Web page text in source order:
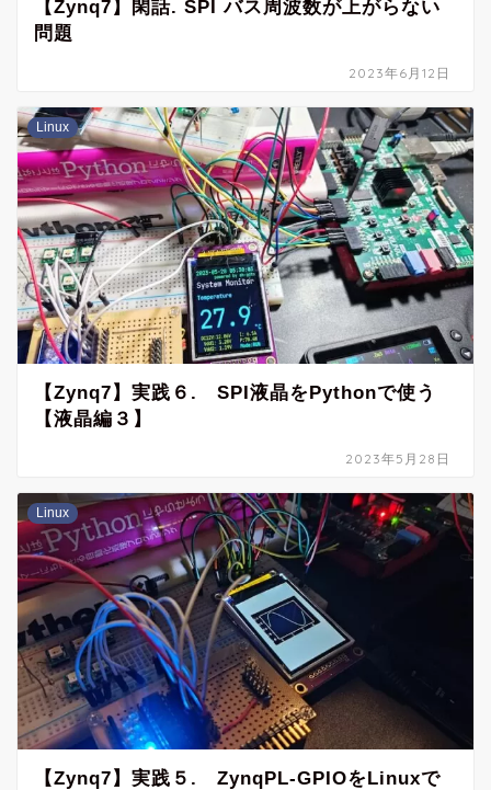
【Zynq7】閑話. SPI バス周波数が上がらない
問題
2023年6月12日
Linux
【Zynq7】実践６. SPI液晶をPythonで使う
【液晶編３】
2023年5月28日
Linux
【Zynq7】実践５. ZynqPL-GPIOをLinuxで